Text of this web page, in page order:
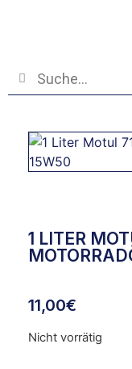
1 LITER
11,00€
Nicht vorrätig